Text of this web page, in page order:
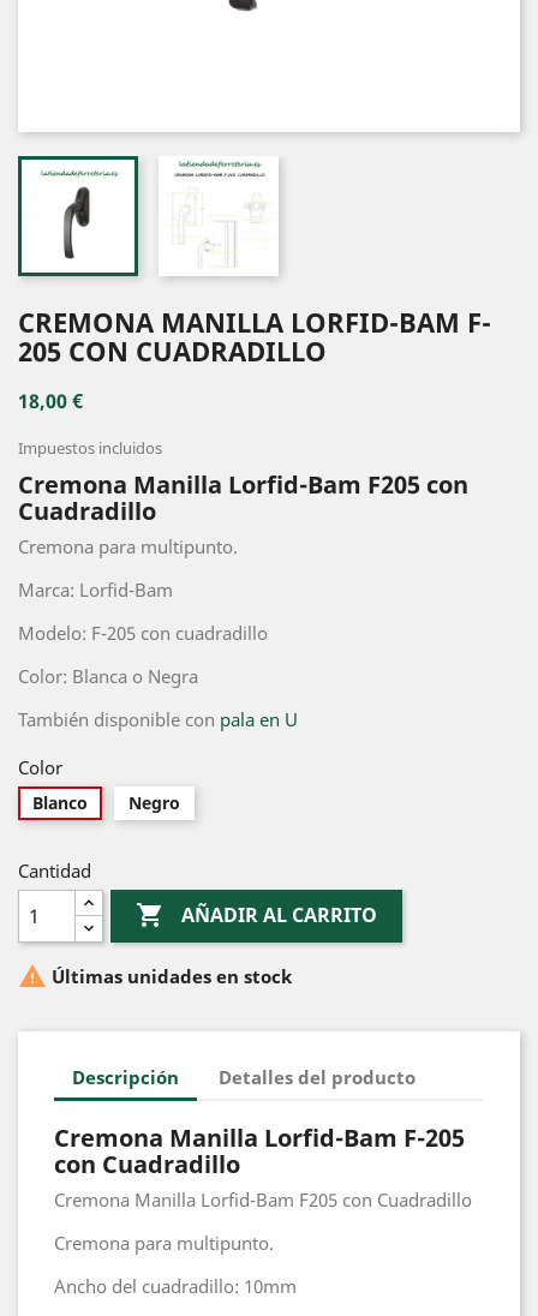
CREMONA MANILLA LORFID-BAM F-
205 CON CUADRADILLO
18,00 €
Impuestos incluidos
Cremona Manilla Lorfid-Bam F205 con
Cuadradillo
Cremona para multipunto.
Marca: Lorfid-Bam
Modelo: F-205 con cuadradillo
Color: Blanca o Negra
También disponible con pala en U
Color
Blanco Negro
Cantidad
 AÑADIR AL CARRITO
 Últimas unidades en stock
Descripción Detalles del producto
Cremona Manilla Lorfid-Bam F-205
con Cuadradillo
Cremona Manilla Lorfid-Bam F205 con Cuadradillo
Cremona para multipunto.
Ancho del cuadradillo: 10mm